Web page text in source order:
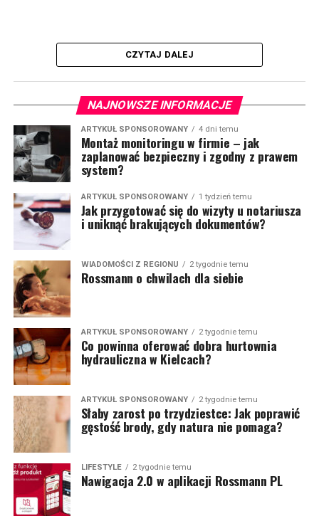
CZYTAJ DALEJ
NAJNOWSZE INFORMACJE
ARTYKUŁ SPONSOROWANY 4 dni temu
Montaż monitoringu w firmie – jak
zaplanować bezpieczny i zgodny z prawem
system?
ARTYKUŁ SPONSOROWANY 1 tydzień temu
Jak przygotować się do wizyty u notariusza
i uniknąć brakujących dokumentów?
WIADOMOŚCI Z REGIONU 2 tygodnie temu
Rossmann o chwilach dla siebie
ARTYKUŁ SPONSOROWANY 2 tygodnie temu
Co powinna oferować dobra hurtownia
hydrauliczna w Kielcach?
ARTYKUŁ SPONSOROWANY 2 tygodnie temu
Słaby zarost po trzydziestce: Jak poprawić
gęstość brody, gdy natura nie pomaga?
LIFESTYLE 2 tygodnie temu
Nawigacja 2.0 w aplikacji Rossmann PL